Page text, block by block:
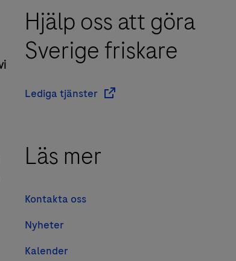
Hjälp oss att göra
Sverige friskare
Lediga tjänster
Läs mer
Kontakta oss
Nyheter
Kalender